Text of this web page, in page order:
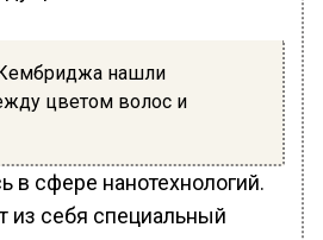
нашли
цветом волос и
в сфере нанотехнологий.
из себя специальный